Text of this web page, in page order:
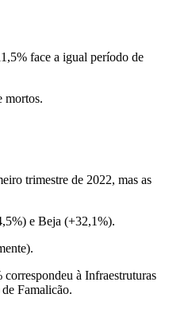
face a igual período de
mortos.
trimestre de 2022, mas as
e Beja (+32,1%).
à Infraestruturas
Famalicão.